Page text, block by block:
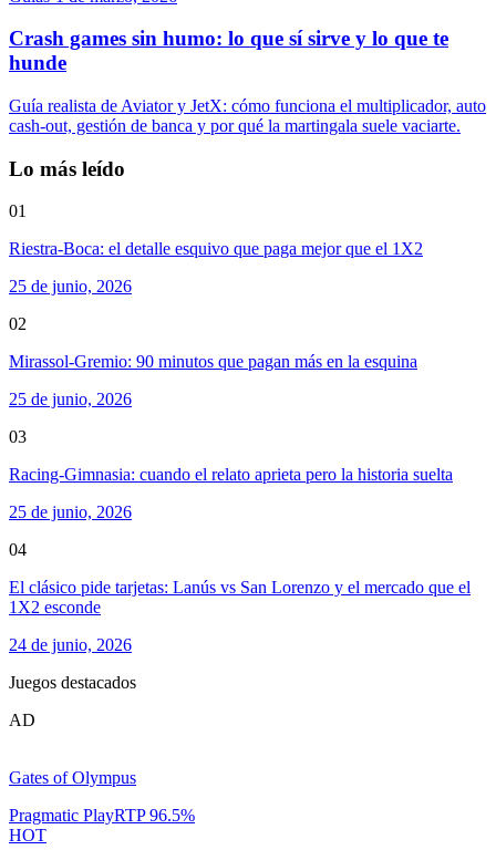
Crash games sin humo: lo que sí sirve y lo que te
hunde
Guía realista de Aviator y JetX: cómo funciona el multiplicador, auto
cash-out, gestión de banca y por qué la martingala suele vaciarte.
Lo más leído
01
Riestra-Boca: el detalle esquivo que paga mejor que el 1X2
25 de junio, 2026
02
Mirassol-Gremio: 90 minutos que pagan más en la esquina
25 de junio, 2026
03
Racing-Gimnasia: cuando el relato aprieta pero la historia suelta
25 de junio, 2026
04
El clásico pide tarjetas: Lanús vs San Lorenzo y el mercado que el
1X2 esconde
24 de junio, 2026
Juegos destacados
AD
Gates of Olympus
Pragmatic PlayRTP96.5%
HOT